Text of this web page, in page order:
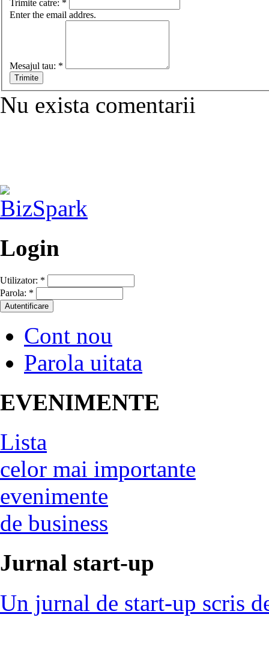
Trimite catre: *
Enter the email addres.
Mesajul tau: *
Nu exista comentarii
Login
Utilizator: *
Parola: *
Cont nou
Parola uitata
EVENIMENTE
Lista
celor mai importante
evenimente
de business
Jurnal start-up
Un jurnal de start-up scris